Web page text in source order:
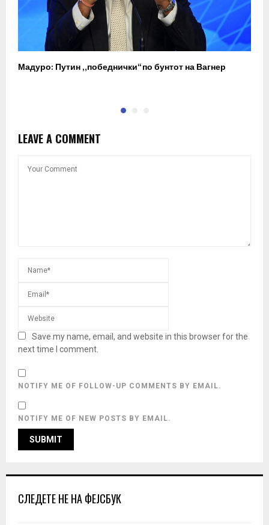
Мадуро: Путин „победнички“ по бунтот на Вагнер
LEAVE A COMMENT
Save my name, email, and website in this browser for the
next time I comment.
NOTIFY ME OF FOLLOW-UP COMMENTS BY EMAIL.
NOTIFY ME OF NEW POSTS BY EMAIL.
СЛЕДЕТЕ НЕ НА ФЕЈСБУК